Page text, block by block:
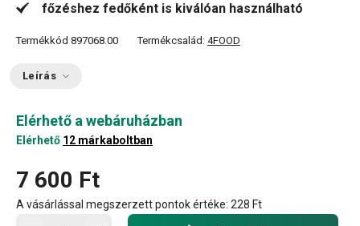
főzéshez fedőként is kiválóan használható
Termékkód 897068.00 Termékcsalád: 4FOOD
Leírás
Elérhető a webáruházban
Elérhető 12 márkaboltban
7 600 Ft
A vásárlással megszerzett pontok értéke: 228 Ft